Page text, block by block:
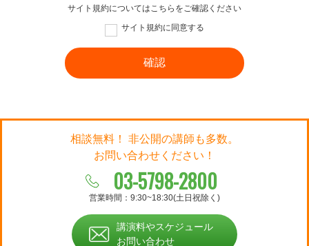
サイト規約についてはこちら をご確認ください
サイト規約に同意する
相談無料！ 非公開の講師も多数。
お問い合わせください！
03-5798-2800
営業時間：9:30~18:30(土日祝除く)
講演料やスケジュール
お問い合わせ